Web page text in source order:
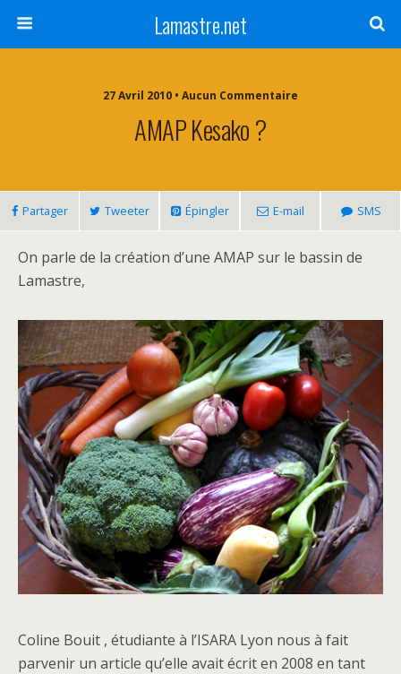
Lamastre.net
27 Avril 2010 • Aucun Commentaire
AMAP Kesako ?
Partager Tweeter Épingler E-mail SMS
On parle de la création d’une AMAP sur le bassin de
Lamastre,
Coline Bouit , étudiante à l’ISARA Lyon nous à fait
parvenir un article qu’elle avait écrit en 2008 en tant